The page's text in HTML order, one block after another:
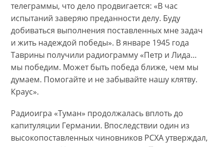
телеграммы, что дело продвигается: «В час
испытаний заверяю преданности делу. Буду
добиваться выполнения поставленных мне задач
и жить надеждой победы». В январе 1945 года
Таврины получили радиограмму «Петр и Лида…
мы победим. Может быть победа ближе, чем мы
думаем. Помогайте и не забывайте нашу клятву.
Краус».
Радиоигра «Туман» продолжалась вплоть до
капитуляции Германии. Впоследствии один из
высокопоставленных чиновников РСХА утверждал,